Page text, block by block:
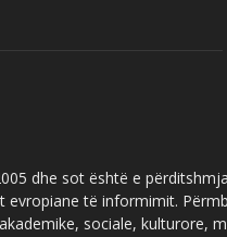
dhe sot është e
të informimit.
sociale, kulturore,